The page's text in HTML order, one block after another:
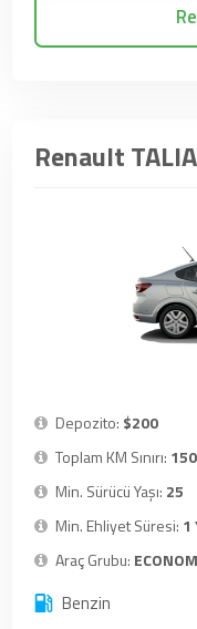
Renault
Depozito: $200
Toplam KM Sınırı:
Min. Sürücü Yaşı: 25
Min. Ehliyet Süresi: 1
Araç Grubu:
Benzin